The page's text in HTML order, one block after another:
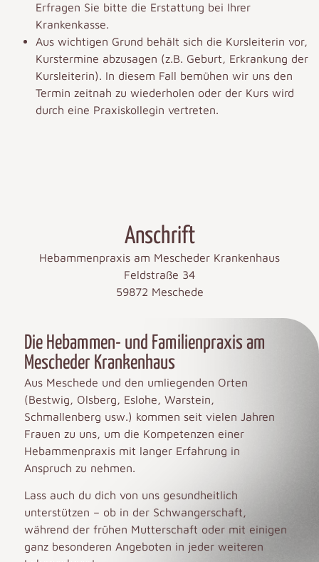
Erfragen Sie bitte die Erstattung bei Ihrer
Krankenkasse.
Aus wichtigen Grund behält sich die Kursleiterin vor,
Kurstermine abzusagen (z.B. Geburt, Erkrankung der
Kursleiterin). In diesem Fall bemühen wir uns den
Termin zeitnah zu wiederholen oder der Kurs wird
durch eine Praxiskollegin vertreten.
Anschrift
Hebammenpraxis am Mescheder Krankenhaus
Feldstraße 34
59872 Meschede
Die Hebammen- und Familienpraxis am
Mescheder Krankenhaus
Aus Meschede und den umliegenden Orten
(Bestwig, Olsberg, Eslohe, Warstein,
Schmallenberg usw.) kommen seit vielen Jahren
Frauen zu uns, um die Kompetenzen einer
Hebammenpraxis mit langer Erfahrung in
Anspruch zu nehmen.
Lass auch du dich von uns gesundheitlich
unterstützen – ob in der Schwangerschaft,
während der frühen Mutterschaft oder mit einigen
ganz besonderen Angeboten in jeder weiteren